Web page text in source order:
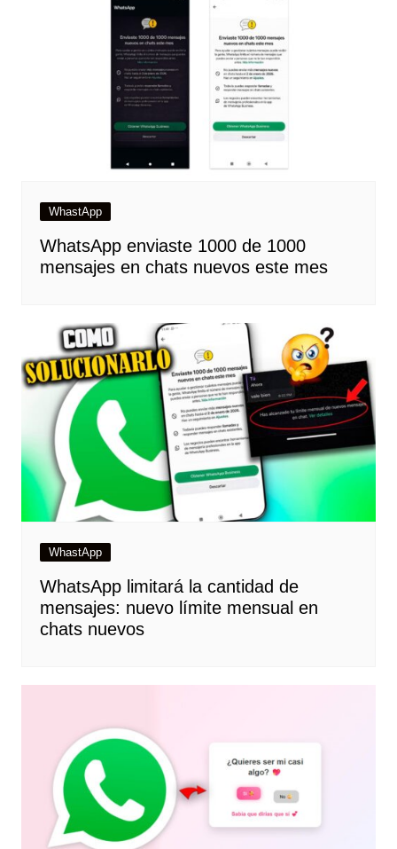
WhastApp
WhatsApp enviaste 1000 de 1000
mensajes en chats nuevos este mes
WhastApp
WhatsApp limitará la cantidad de
mensajes: nuevo límite mensual en
chats nuevos